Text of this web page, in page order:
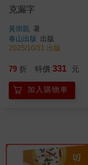
克漏字
黃崇凱 著
春山出版
出版
2025/10/31 出版
79 折 特價 331 元
加入購物車